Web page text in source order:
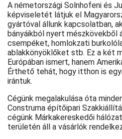
A németországi Solnhofeni és
képviseletét látjuk el
gyártóval állunk kapcsolatban,
bányáikból nyert mészkövekből
csempéket, homlokzati
ablakkönyöklőket stb. Ez a két
Európában ismert, hanem
Érthető tehát, hogy itthon is
irántuk.
Cégünk megalakulása óta
Construma építőipari
cégünk Márkakereskedői
területén áll a vásárlók